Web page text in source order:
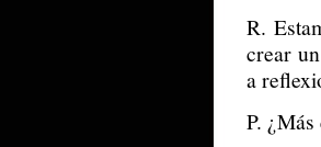
R.
crear
a
P.